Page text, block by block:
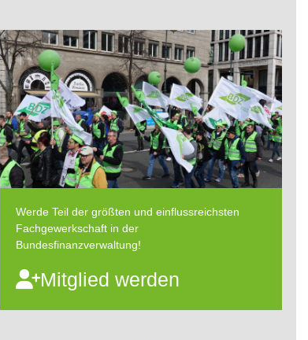
Werde Teil der größten und einflussreichsten
Fachgewerkschaft in der
Bundesfinanzverwaltung!
Mitglied werden